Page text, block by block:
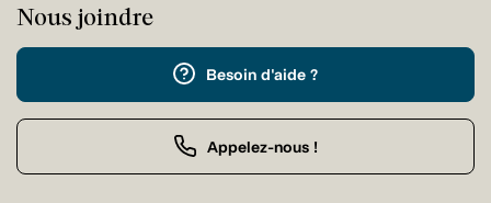
Nous joindre
Besoin d'aide ?
Appelez-nous !